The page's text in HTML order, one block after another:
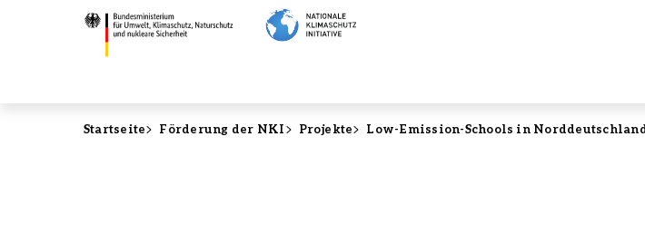
Low-
Emission-
Schools
-
Startseite Förderung der NKI Projekte Low-Emission-Schools in